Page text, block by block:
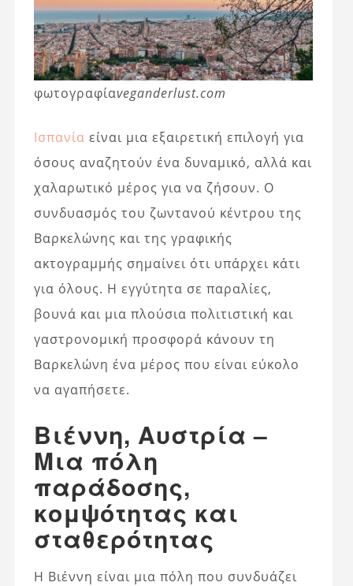
φωτογραφίαveganderlust.com
Ισπανία είναι μια εξαιρετική επιλογή για
όσους αναζητούν ένα δυναμικό, αλλά και
χαλαρωτικό μέρος για να ζήσουν. Ο
συνδυασμός του ζωντανού κέντρου της
Βαρκελώνης και της γραφικής
ακτογραμμής σημαίνει ότι υπάρχει κάτι
για όλους. Η εγγύτητα σε παραλίες,
βουνά και μια πλούσια πολιτιστική και
γαστρονομική προσφορά κάνουν τη
Βαρκελώνη ένα μέρος που είναι εύκολο
να αγαπήσετε.
Βιέννη, Αυστρία –
Μια πόλη
παράδοσης,
κομψότητας και
σταθερότητας
Η Βιέννη είναι μια πόλη που συνδυάζει